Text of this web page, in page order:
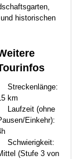
historischen
Streckenlänge:
km
Laufzeit (ohne
Einkehr):
Schwierigkeit:
(Stufe 3 von